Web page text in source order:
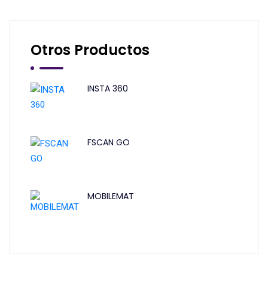
Otros Productos
INSTA 360
FSCAN GO
MOBILEMAT